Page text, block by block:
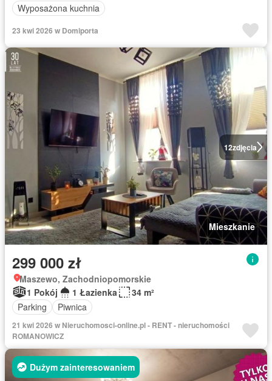
Wyposażona kuchnia
23 kwi 2026 w Domiporta
12zdjęcia
Mieszkanie
299 000 zł
Maszewo, Zachodniopomorskie
1 Pokój
1 Łazienka
34 m²
Parking
Piwnica
21 kwi 2026 w Nieruchomosci-online.pl - RENT - nieruchomości
ROMANOWICZ
Dużym zainteresowaniem